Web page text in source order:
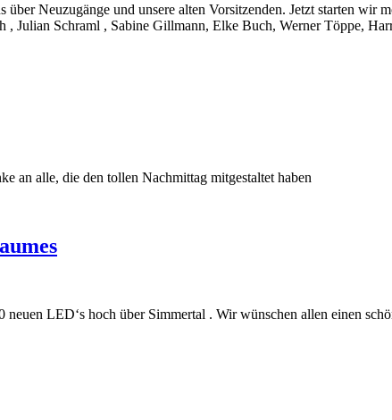
Neuzugänge und unsere alten Vorsitzenden. Jetzt starten wir
, Julian Schraml , Sabine Gillmann, Elke Buch, Werner Töppe,
an alle, die den tollen Nachmittag mitgestaltet haben
LED‘s hoch über Simmertal . Wir wünschen allen einen